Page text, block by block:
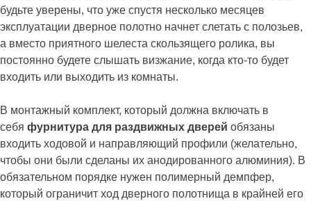
будьте уверены, что уже спустя несколько месяцев
эксплуатации дверное полотно начнет слетать с полозьев,
а вместо приятного шелеста скользящего ролика, вы
постоянно будете слышать визжание, когда кто-то будет
входить или выходить из комнаты.
В монтажный комплект, который должна включать в
себя фурнитура для раздвижных дверей обязаны
входить ходовой и направляющий профили (желательно,
чтобы они были сделаны их анодированного алюминия). В
обязательном порядке нужен полимерный демпфер,
который ограничит ход дверного полотнища в крайней его